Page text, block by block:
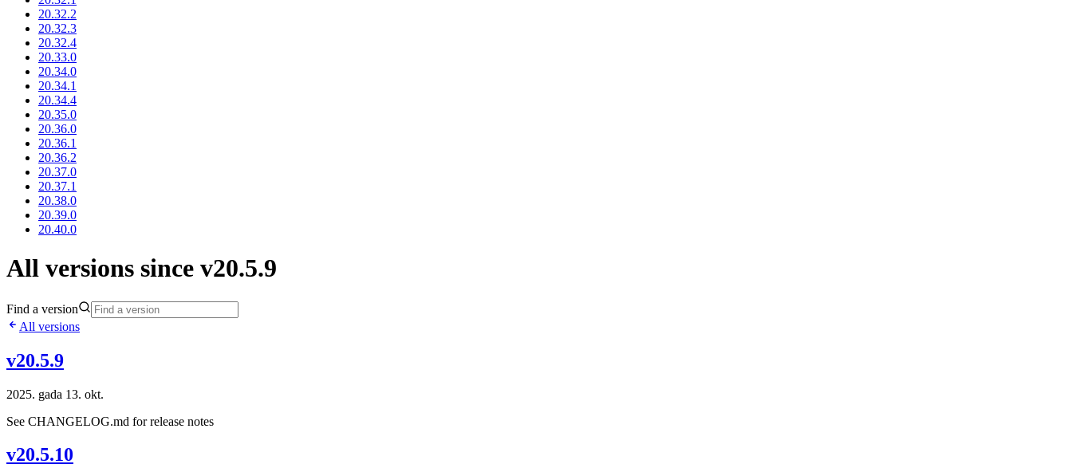
20.32.2
20.32.3
20.32.4
20.33.0
20.34.0
20.34.1
20.34.4
20.35.0
20.36.0
20.36.1
20.36.2
20.37.0
20.37.1
20.38.0
20.39.0
20.40.0
All versions since v20.5.9
Find a version
All versions
v20.5.9
2025. gada 13. okt.
See CHANGELOG.md for release notes
v20.5.10